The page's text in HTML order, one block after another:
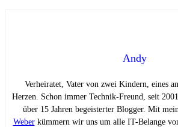
Andy
Verheiratet, Vater von zwei Kindern, eines
Herzen. Schon immer Technik-Freund, seit
über 15 Jahren begeisterter Blogger. Mit
Weberkümmern wir uns um alle IT-Belange